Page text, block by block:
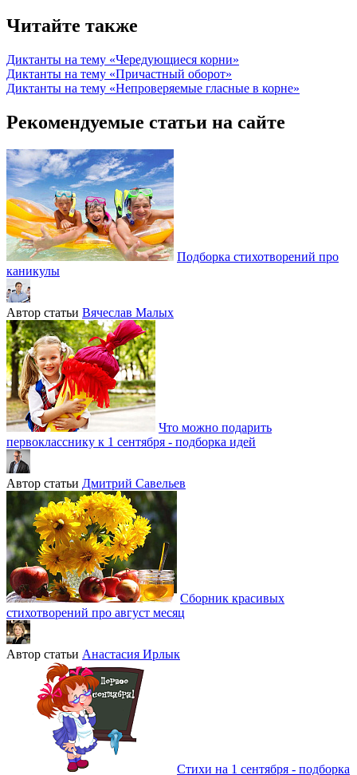
Читайте также
Диктанты на тему «Чередующиеся корни»
Диктанты на тему «Причастный оборот»
Диктанты на тему «Непроверяемые гласные в корне»
Рекомендуемые статьи на сайте
Подборка стихотворений про
каникулы
Автор статьи Вячеслав Малых
Что можно подарить
первокласснику к 1 сентября - подборка идей
Автор статьи Дмитрий Савельев
Сборник красивых
стихотворений про август месяц
Автор статьи Анастасия Ирлык
Стихи на 1 сентября - подборка